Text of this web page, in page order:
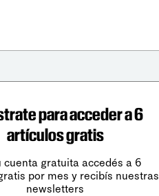
para acceder a 6
artículos gratis
cuenta gratuita accedés a 6
por mes y recibís nuestras
newsletters